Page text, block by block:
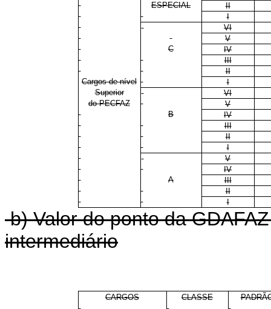
ESPECIAL
II
I
VI
V
C
IV
III
II
Cargos de nível
I
Superior
VI
do PECFAZ
V
B
IV
III
II
I
V
IV
A
III
II
I
b) Valor do ponto da
intermediário
CARGOS CLASSE